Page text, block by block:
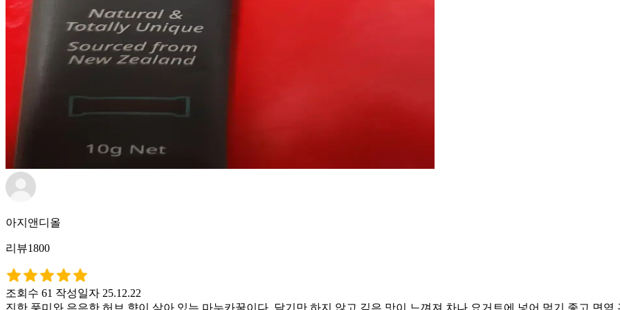
아지앤디올
리뷰1800
조회수 61 작성일자 25.12.22
진한 풍미와 은은한 허브 향이 살아 있는 마누카꿀이다. 달기만 하지 않고 깊은 맛이 느껴져 차나 요거트에 넣어 먹기 좋고 면역